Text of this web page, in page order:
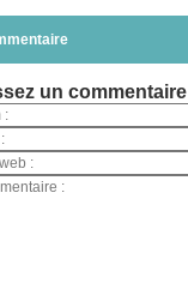
un commentaire